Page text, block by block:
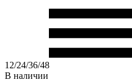
12/24/36/48
В наличии